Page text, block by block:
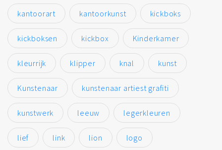
kantoorart kantoorkunst kickboks
kickboksen kickbox Kinderkamer
kleurrijk klipper knal kunst
Kunstenaar kunstenaar artiest grafiti
kunstwerk leeuw legerkleuren
lief link lion logo